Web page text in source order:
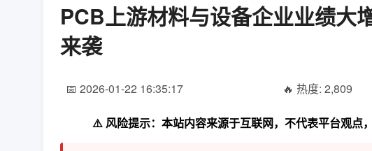
PCB上游材料与设备企业业绩大
来袭
📅 2026-01-22 16:35:17 🔥 热度: 2,809
⚠️ 风险提示：本站内容来源于互联网，不代表平台观点